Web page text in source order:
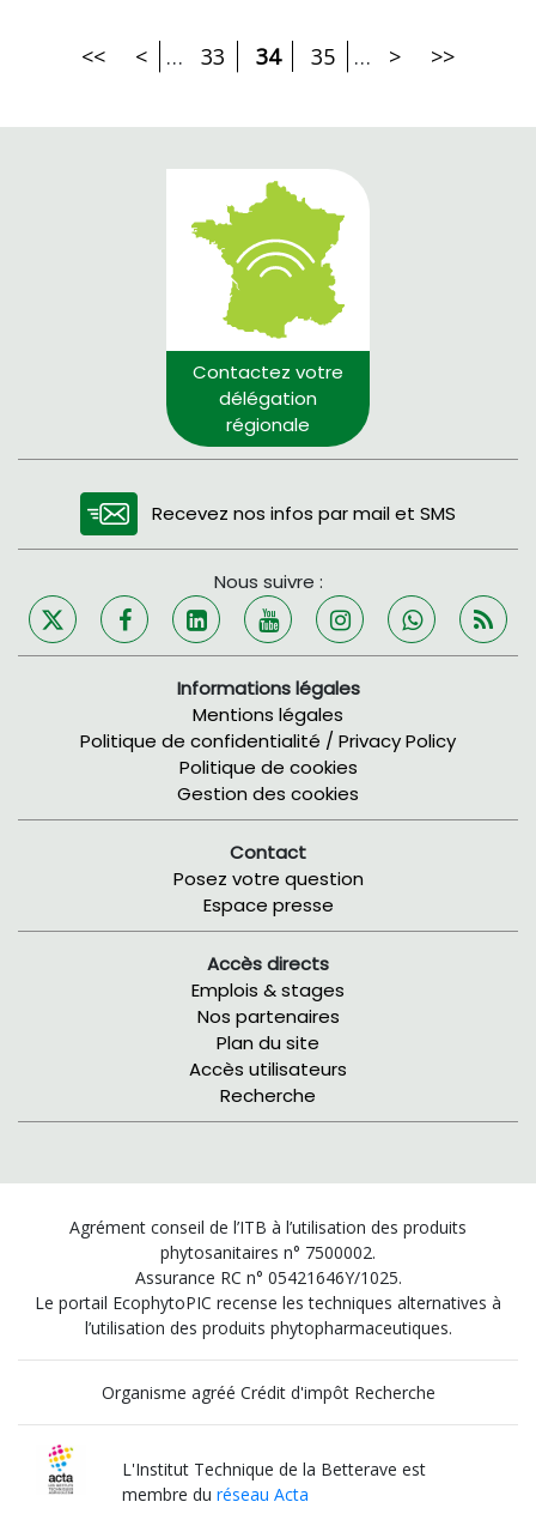
<< < … 33 34 35 … > >>
Contactez votre
délégation
régionale
Recevez nos infos par mail et SMS
Nous suivre :
Informations légales
Mentions légales
Politique de confidentialité / Privacy Policy
Politique de cookies
Gestion des cookies
Contact
Posez votre question
Espace presse
Accès directs
Emplois & stages
Nos partenaires
Plan du site
Accès utilisateurs
Recherche
Agrément conseil de l’ITB à l’utilisation des produits
phytosanitaires n° 7500002.
Assurance RC n° 05421646Y/1025.
Le portail EcophytoPIC recense les techniques alternatives à
l’utilisation des produits phytopharmaceutiques.
Organisme agréé Crédit d'impôt Recherche
L'Institut Technique de la Betterave est
membre duréseau Acta